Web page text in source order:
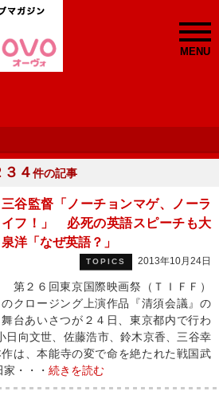
MENU
３４件の記事
三谷監督「ノーチョンマゲ、ノーラ
イフ！」 必死の英語スピーチも大
泉洋「なぜ英語？」
TOPICS 2013年10月24日
第２６回東京国際映画祭（ＴＩＦＦ）
のクロージング上演作品『清須会議』の
舞台あいさつが２４日、東京都内で行わ
日向文世、佐藤浩市、鈴木京香、三谷幸
は、本能寺の変で命を絶たれた戦国武
・・・ 続きを読む